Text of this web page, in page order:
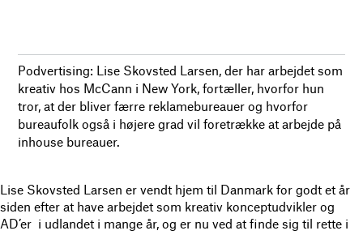
Podvertising: Lise Skovsted Larsen, der har arbejdet som
kreativ hos McCann i New York, fortæller, hvorfor hun
tror, at der bliver færre reklamebureauer og hvorfor
bureaufolk også i højere grad vil foretrække at arbejde på
inhouse bureauer.
Lise Skovsted Larsen er vendt hjem til Danmark for godt et år
siden efter at have arbejdet som kreativ konceptudvikler og
AD’er i udlandet i mange år, og er nu ved at finde sig til rette i